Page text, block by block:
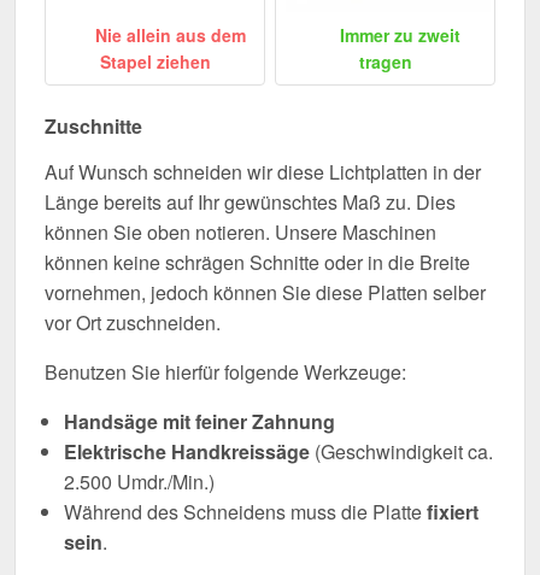
Nie allein aus dem
Stapel ziehen
Immer zu zweit
tragen
Zuschnitte
Auf Wunsch schneiden wir diese Lichtplatten in der
Länge bereits auf Ihr gewünschtes Maß zu. Dies
können Sie oben notieren. Unsere Maschinen
können keine schrägen Schnitte oder in die Breite
vornehmen, jedoch können Sie diese Platten selber
vor Ort zuschneiden.
Benutzen Sie hierfür folgende Werkzeuge:
Handsäge mit feiner Zahnung
Elektrische Handkreissäge (Geschwindigkeit ca.
2.500 Umdr./Min.)
Während des Schneidens muss die Plattefixiert
sein.